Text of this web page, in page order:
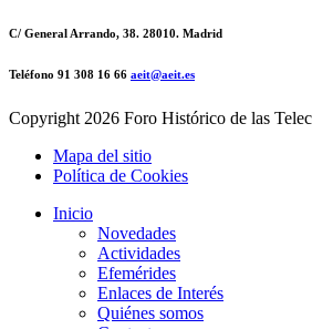
C/ General Arrando, 38. 28010. Madrid
Teléfono 91 308 16 66 aeit@aeit.es
Copyright 2026 Foro Histórico de las
Mapa del sitio
Política de Cookies
Inicio
Novedades
Actividades
Efemérides
Enlaces de Interés
Quiénes somos